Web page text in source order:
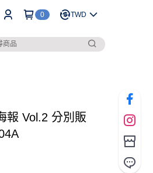
0 TWD
報 Vol.2 分別販